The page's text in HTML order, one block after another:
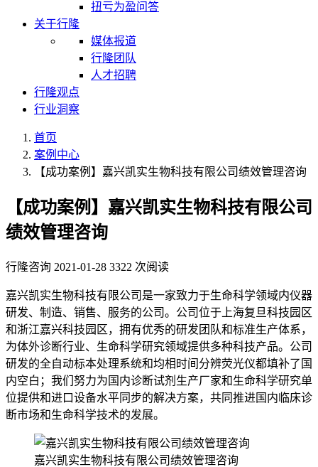
扭亏为盈问答
关于行隆
媒体报道
行隆团队
人才招聘
行隆观点
行业洞察
首页
案例中心
【成功案例】嘉兴凯实生物科技有限公司绩效管理咨询
【成功案例】嘉兴凯实生物科技有限公司
绩效管理咨询
行隆咨询 2021-01-28 3322 次阅读
嘉兴凯实生物科技有限公司是一家致力于生命科学领域内仪器
研发、制造、销售、服务的公司。公司位于上海复旦科技园区
和浙江嘉兴科技园区，拥有优秀的研发团队和标准生产体系，
为体外诊断行业、生命科学研究领域提供多种科技产品。公司
研发的全自动标本处理系统和均相时间分辨荧光仪都填补了国
内空白；我们努力为国内诊断试剂生产厂家和生命科学研究单
位提供和进口设备水平同步的解决方案，共同推进国内临床诊
断市场和生命科学技术的发展。
嘉兴凯实生物科技有限公司绩效管理咨询